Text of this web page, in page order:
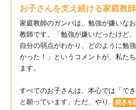
お子さんを支え続ける家庭教師
家庭教師のガンバは、勉強が嫌いな
教師です。「勉強が嫌いだったけど
自分の弱点がわかり、どのように勉
かった！」というコメントが、私た
ます。
すべてのお子さんは、本心では「で
と願っています。ただ、やり...
続きを